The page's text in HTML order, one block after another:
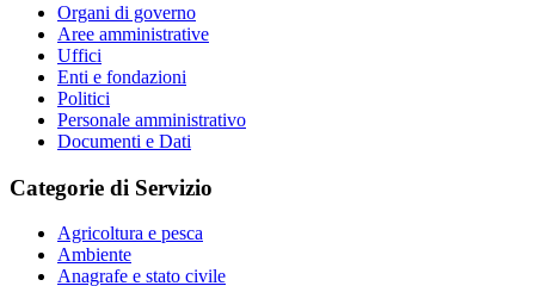
Organi di governo
Aree amministrative
Uffici
Enti e fondazioni
Politici
Personale amministrativo
Documenti e Dati
Categorie di Servizio
Agricoltura e pesca
Ambiente
Anagrafe e stato civile